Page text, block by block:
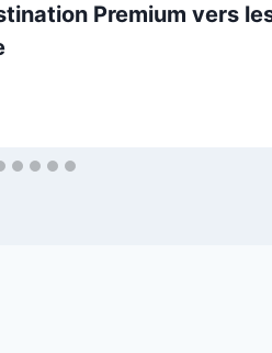
Premium vers